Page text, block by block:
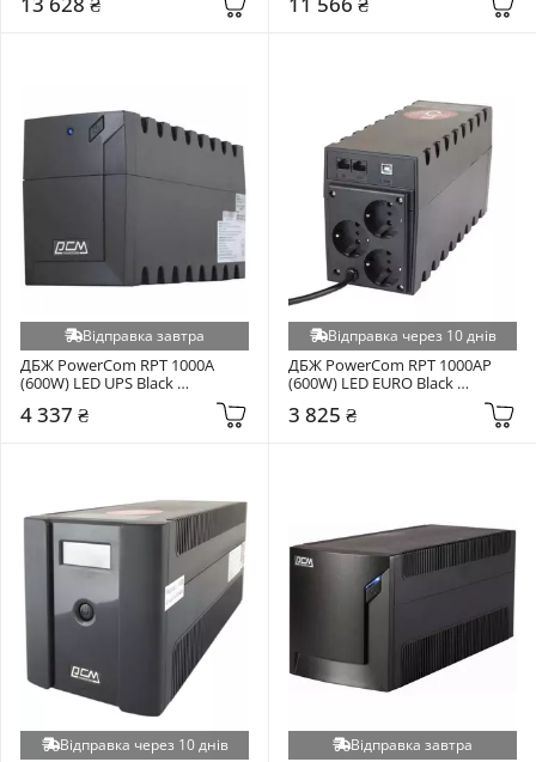
Відправка завтра
ДБЖ PowerCom RPT 1000A
(600W) LED UPS Black
4 337 ₴
Відправка через 10 днів
ДБЖ PowerCom RPT 1000AP
(600W) LED EURO Black
3 825 ₴
Відправка через 10 днів Відправка завтра